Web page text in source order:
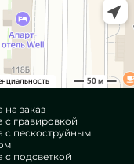
на заказ
с гравировкой
с пескоструйным
с подсветкой